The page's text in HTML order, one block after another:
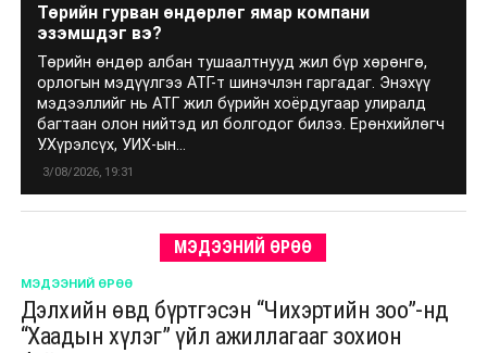
Төрийн гурван өндөрлөг ямар компани
эзэмшдэг вэ?
Төрийн өндөр албан тушаалтнууд жил бүр хөрөнгө,
орлогын мэдүүлгээ АТГ-т шинэчлэн гаргадаг. Энэхүү
мэдээллийг нь АТГ жил бүрийн хоёрдугаар улиралд
багтаан олон нийтэд ил болгодог билээ. Ерөнхийлөгч
У.Хүрэлсүх, УИХ-ын...
3/08/2026, 19:31
МЭДЭЭНИЙ ӨРӨӨ
МЭДЭЭНИЙ ӨРӨӨ
Дэлхийн өвд бүртгэсэн “Чихэртийн зоо”-нд
“Хаадын хүлэг” үйл ажиллагааг зохион